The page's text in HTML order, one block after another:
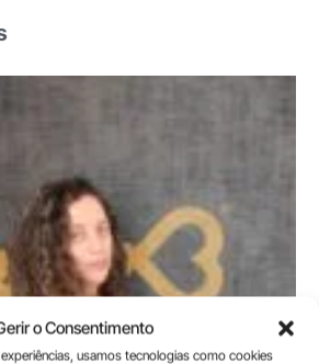
o Consentimento
usamos tecnologias como cookies